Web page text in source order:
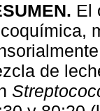
El
de